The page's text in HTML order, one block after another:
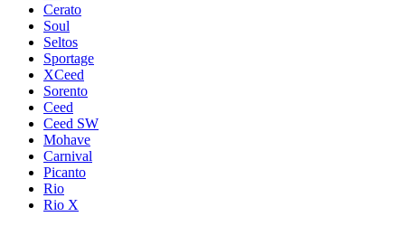
Cerato
Soul
Seltos
Sportage
XCeed
Sorento
Ceed
Ceed SW
Mohave
Carnival
Picanto
Rio
Rio X